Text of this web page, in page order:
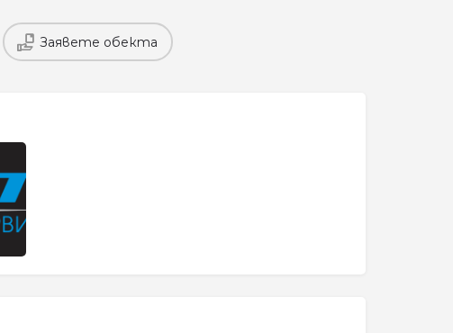
Заявете обекта